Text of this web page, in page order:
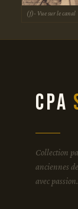
(f)- Vue sur le canal
CPA
Collection
anciennes
avec passion.